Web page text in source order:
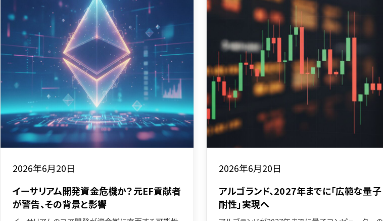
2026年6月20日
イーサリアム開発資金危機か？元EF貢献者
が警告、その背景と影響
2026年6月20日
アルゴランド、2027年までに「広範な量子
耐性」実現へ